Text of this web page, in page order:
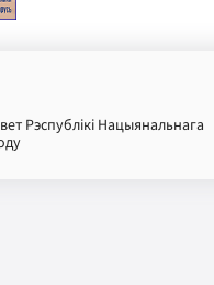
Рэспублікі Нацыянальнага